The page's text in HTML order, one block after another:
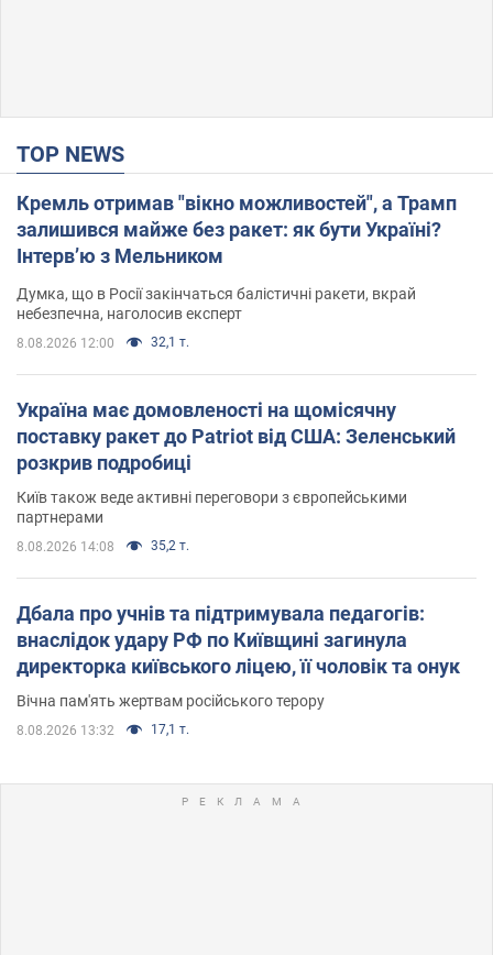
TOP NEWS
Кремль отримав "вікно можливостей", а Трамп
залишився майже без ракет: як бути Україні?
Інтерв’ю з Мельником
Думка, що в Росії закінчаться балістичні ракети, вкрай
небезпечна, наголосив експерт
8.08.2026 12:00 32,1 т.
Україна має домовленості на щомісячну
поставку ракет до Patriot від США: Зеленський
розкрив подробиці
Київ також веде активні переговори з європейськими
партнерами
8.08.2026 14:08 35,2 т.
Дбала про учнів та підтримувала педагогів:
внаслідок удару РФ по Київщині загинула
директорка київського ліцею, її чоловік та онук
Вічна пам'ять жертвам російського терору
8.08.2026 13:32 17,1 т.